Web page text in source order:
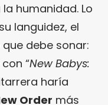
humanidad. Lo
languidez, el
debe sonar:
“New Babys:
haría
Order más